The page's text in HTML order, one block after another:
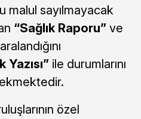
malul sayılmayacak
“Sağlık Raporu” ve
Yazısı” ile durumlarını
özel